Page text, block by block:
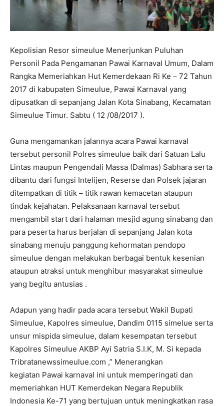
Kepolisian Resor simeulue Menerjunkan Puluhan
Personil Pada Pengamanan Pawai Karnaval Umum, Dalam
Rangka Memeriahkan Hut Kemerdekaan Ri Ke – 72 Tahun
2017 di kabupaten Simeulue, Pawai Karnaval yang
dipusatkan di sepanjang Jalan Kota Sinabang, Kecamatan
Simeulue Timur. Sabtu ( 12 /08/2017 ).
Guna mengamankan jalannya acara Pawai karnaval
tersebut personil Polres simeulue baik dari Satuan Lalu
Lintas maupun Pengendali Massa (Dalmas) Sabhara serta
dibantu dari fungsi Intelijen, Reserse dan Polsek jajaran
ditempatkan di titik – titik rawan kemacetan ataupun
tindak kejahatan. Pelaksanaan karnaval tersebut
mengambil start dari halaman mesjid agung sinabang dan
para peserta harus berjalan di sepanjang Jalan kota
sinabang menuju panggung kehormatan pendopo
simeulue dengan melakukan berbagai bentuk kesenian
ataupun atraksi untuk menghibur masyarakat simeulue
yang begitu antusias .
Adapun yang hadir pada acara tersebut Wakil Bupati
Simeulue, Kapolres simeulue, Dandim 0115 simelue serta
unsur mispida simeulue, dalam kesempatan tersebut
Kapolres Simeulue AKBP Ayi Satria S.I.K, M. Si kepada
Tribratanewssimeulue.com ,” Menerangkan
kegiatan Pawai karnaval ini untuk memperingati dan
memeriahkan HUT Kemerdekan Negara Republik
Indonesia Ke-71 yang bertujuan untuk meningkatkan rasa